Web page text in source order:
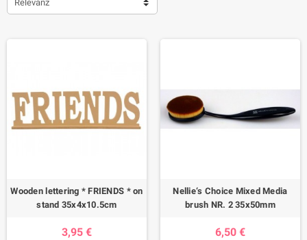
Relevanz
Wooden lettering * FRIENDS * on
stand 35x4x10.5сm
3,95 €
Nellie‘s Choice Mixed Media
brush NR. 2 35x50mm
6,50 €